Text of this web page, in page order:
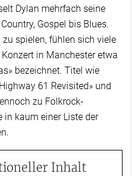
Dylan mehrfach seine
Gospel bis Blues.
spielen, fühlen sich viele
in Manchester etwa
bezeichnet. Titel wie
61 Revisited» und
zu Folkrock-
in kaum einer Liste der
Inhalt